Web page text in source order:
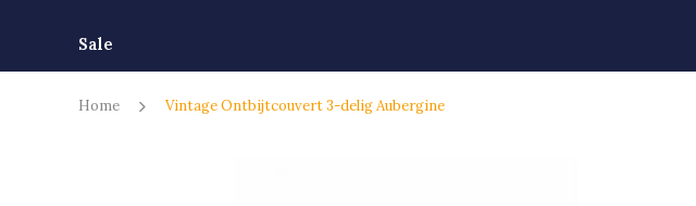
Sale
Home Vintage Ontbijtcouvert 3-delig Aubergine